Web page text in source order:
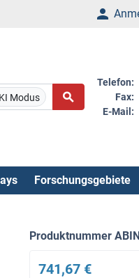
KI Modus
Telefon:
Fax:
E-Mail:
Forschungsgebiete
Produktnummer
741,67 €